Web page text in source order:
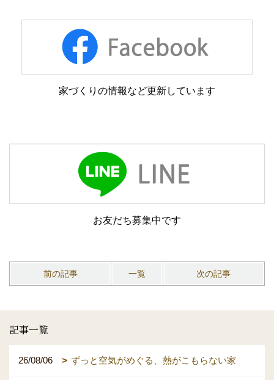
家づくりの情報など更新しています
お友だち募集中です
前の記事 一覧 次の記事
記事一覧
26/08/06 ずっと空気がめぐる、熱がこもらない家